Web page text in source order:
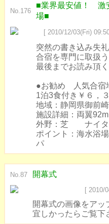
No.176
■業界最安値！ 激
場■
[ 2010/12/03(Fri)
突然の書き込み失礼
合宿を専門に取扱
最後までお読み頂
●お勧め 人気合宿
1泊3食付き￥６，
地域：静岡県御前崎
施設詳細：両翼
外野：芝 ナイタ
ポイント：海水浴
パ
No.87 開幕式
[ 2010/
開幕式の画像をアッ
宜しかったらご覧下